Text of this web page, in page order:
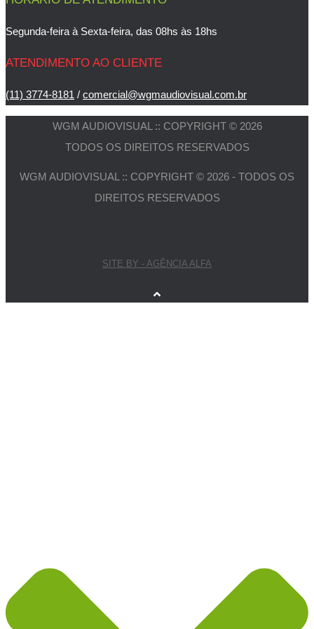
Segunda-feira à Sexta-feira, das 08hs às 18hs
ATENDIMENTO AO CLIENTE
(11) 3774-8181 / comercial@wgmaudiovisual.com.br
WGM AUDIOVISUAL :: COPYRIGHT © 2026
TODOS OS DIREITOS RESERVADOS
WGM AUDIOVISUAL :: COPYRIGHT © 2026 - TODOS OS
DIREITOS RESERVADOS
SITE BY - AGÊNCIA ALFA